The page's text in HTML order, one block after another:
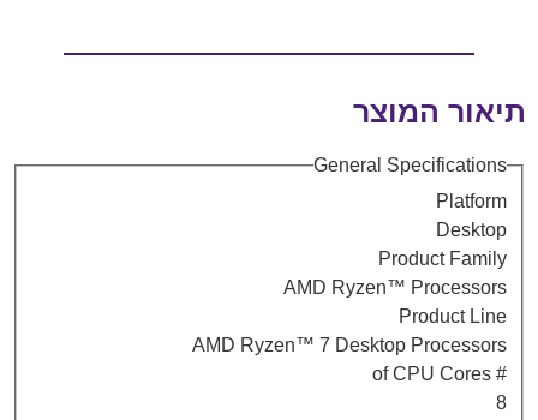
תיאור המוצר
General Specifications
Platform
Desktop
Product Family
AMD Ryzen™ Processors
Product Line
AMD Ryzen™ 7 Desktop Processors
# of CPU Cores
8